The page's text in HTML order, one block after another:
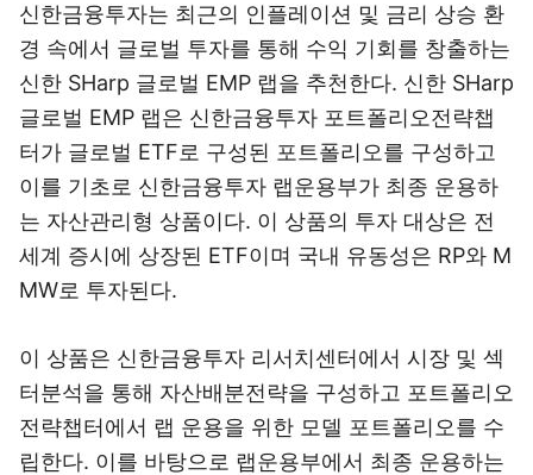
신한금융투자는 최근의 인플레이션 및 금리 상승 환
경 속에서 글로벌 투자를 통해 수익 기회를 창출하는
신한 SHarp 글로벌 EMP 랩을 추천한다. 신한 SHarp
글로벌 EMP 랩은 신한금융투자 포트폴리오전략챕
터가 글로벌 ETF로 구성된 포트폴리오를 구성하고
이를 기초로 신한금융투자 랩운용부가 최종 운용하
는 자산관리형 상품이다. 이 상품의 투자 대상은 전
세계 증시에 상장된 ETF이며 국내 유동성은 RP와 M
MW로 투자된다.
이 상품은 신한금융투자 리서치센터에서 시장 및 섹
터분석을 통해 자산배분전략을 구성하고 포트폴리오
전략챕터에서 랩 운용을 위한 모델 포트폴리오를 수
립한다. 이를 바탕으로 랩운용부에서 최종 운용하는